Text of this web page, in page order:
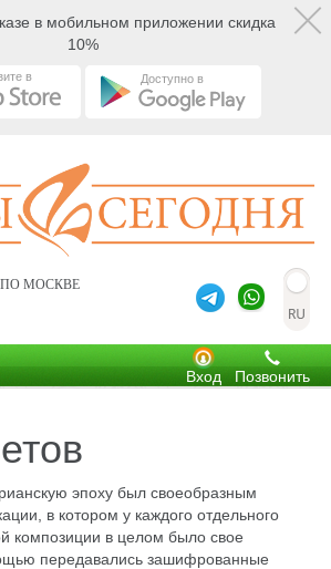
в мобильном приложении скидка
10%
в Доступно в
МОСКВЕ
Позвонить
Вход
эпоху был своеобразным
в котором у каждого отдельного
композиции в целом было свое
передавались зашифрованные